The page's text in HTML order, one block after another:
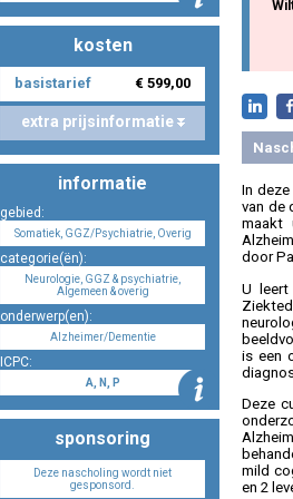
kosten
basistarief € 599,00
extra prijsinformatie
informatie
gebied:
Somatiek, GGZ/Psychiatrie, Overig
categorie(ën):
Neurologie, GGZ & psychiatrie,
Algemeen & overig
onderwerp(en):
Alzheimer/Dementie
ICPC:
A, N, P
sponsoring
Deze nascholing wordt niet
gesponsord.
In
van de
maakt
door
U leert
is een
Deze
mild
en 2